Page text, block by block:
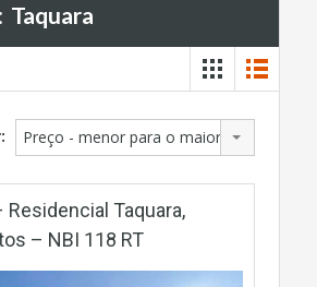
Taquara
Preço - menor para o maior
Residencial Taquara,
– NBI 118 RT